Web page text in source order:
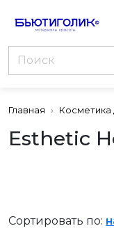
Главная Косметика
Esthetic
Сортировать по: